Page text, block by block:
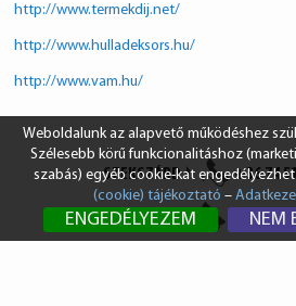
SZEKSZÁRD +36 74
BUDAPEST +36 1
http://www.termekdij.net/
http://www.hulladeksors.hu/
http://www.vam.hu/
Weboldalunk az alapvető működéshez
Szélesebb körű funkcionalitáshoz
szabás) egyéb cookie-kat
(cookie) tájékoztató –
ENGEDÉLYEZEM NEM